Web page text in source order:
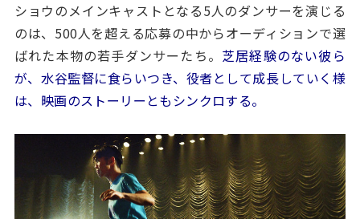
ショウのメインキャストとなる5人のダンサーを演じる
のは、500人を超える応募の中からオーディションで選
ばれた本物の若手ダンサーたち。 芝居経験のない彼ら
が、水谷監督に食らいつき、役者として成長していく様
は、映画のストーリーともシンクロする。